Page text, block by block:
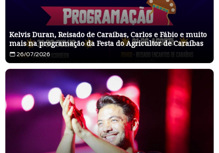
Kelvis Duran, Reisado de Caraíbas, Carlos e Fábio e muito
mais na programação da Festa do Agricultor de Caraíbas
26/07/2026